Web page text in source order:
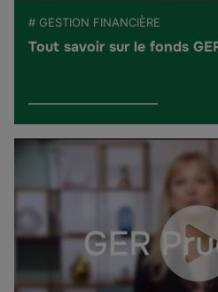
# GESTION FINANCIÈRE
Tout savoir sur le fonds